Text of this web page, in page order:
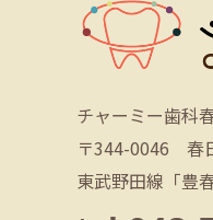
チャーミー歯科
〒344-0046 春
東武野田線「豊